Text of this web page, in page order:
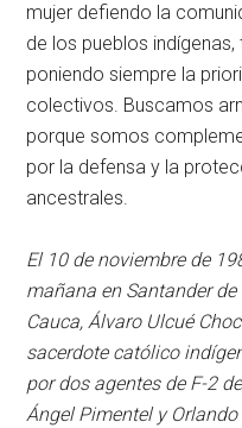
mujer defiendo la
de los pueblos
poniendo siempre la
colectivos. Buscamos
porque somos
por la defensa y la
ancestrales.
El 10 de noviembre de
mañana en Santander
Cauca, Álvaro Ulcué
sacerdote católico
por dos agentes de F-2
Ángel Pimentel y